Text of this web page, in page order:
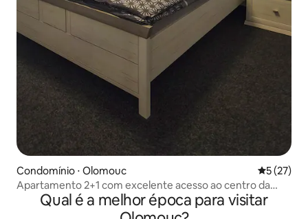
Condomínio ⋅ Olomouc 5 de uma
5 (27)
Apartamento 2+1 com excelente acesso ao centro da
cidade.Qual é a melhor época para visitar